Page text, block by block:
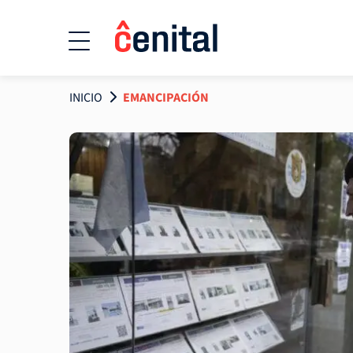
INICIO EMANCIPACIÓN